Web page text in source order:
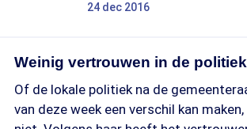
24 dec 2016
Weinig vertrouwen in de politiek
Of de lokale politiek na de
van deze week een verschil kan